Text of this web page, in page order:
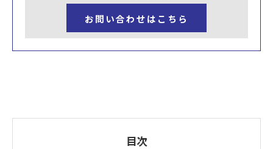
お問い合わせはこちら
目次